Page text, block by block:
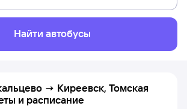
Найти автобусы
→ Киреевск, Томская
и расписание